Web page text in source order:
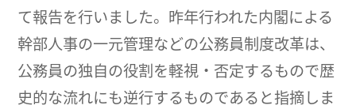
て報告を行いました。昨年行われた内閣による
幹部人事の一元管理などの公務員制度改革は、
公務員の独自の役割を軽視・否定するもので歴
史的な流れにも逆行するものであると指摘しま